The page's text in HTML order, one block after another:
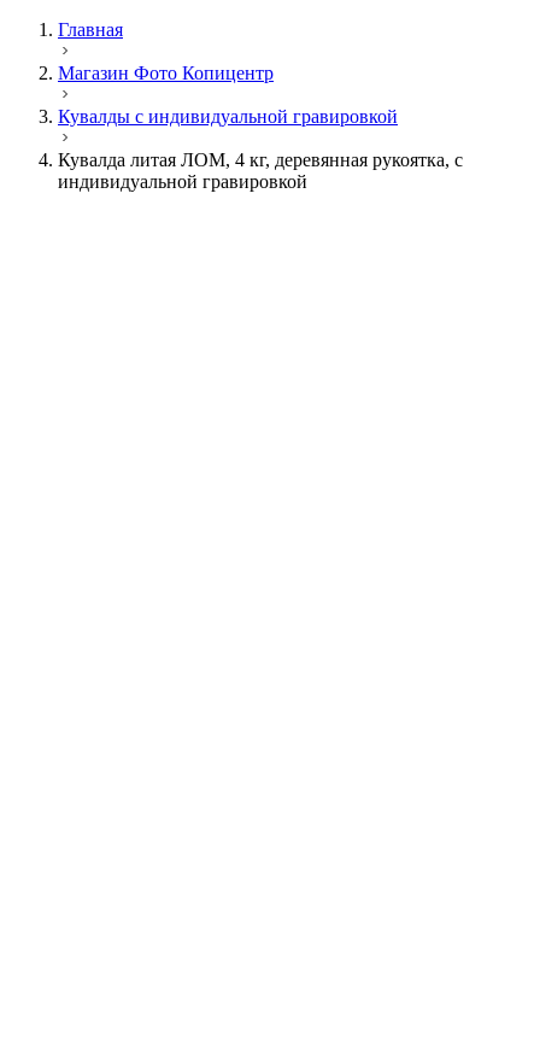
Главная
Магазин Фото Копицентр
Кувалды с индивидуальной гравировкой
Кувалда литая ЛОМ, 4 кг, деревянная рукоятка, с
индивидуальной гравировкой